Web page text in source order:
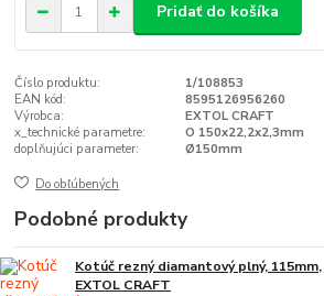
Pridať do košíka
Číslo produktu:
1/108853
EAN kód:
8595126956260
Výrobca:
EXTOL CRAFT
x_technické parametre:
O 150x22,2x2,3mm
doplňujúci parameter:
Ø150mm
Do obľúbených
Podobné produkty
Kotúč rezný diamantový plný, 115mm,
EXTOL CRAFT